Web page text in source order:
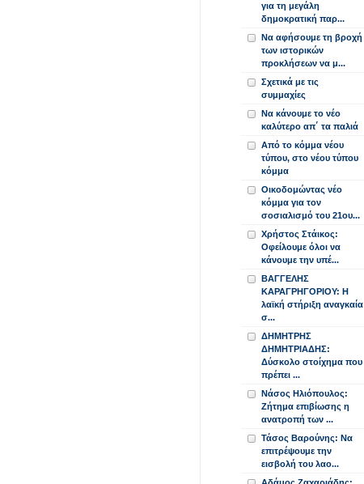
για τη μεγάλη
δημοκρατική παρ...
Να αφήσουμε τη βροχή
των ιστορικών
προκλήσεων να μ...
Σχετικά με τις
συμμαχίες
Να κάνουμε το νέο
καλύτερο απ΄ τα παλιά
Από το κόμμα νέου
τύπου, στο νέου τύπου
κόμμα
Οικοδομώντας νέο
κόμμα για τον
σοσιαλισμό του 21ου...
Χρήστος Στάικος:
Οφείλουμε όλοι να
κάνουμε την υπέ...
ΒΑΓΓΕΛΗΣ
ΚΑΡΑΓΡΗΓΟΡΙΟΥ: Η
λαϊκή στήριξη αναγκαία
σ...
ΔΗΜΗΤΡΗΣ
ΔΗΜΗΤΡΙΑΔΗΣ:
Δύσκολο στοίχημα που
πρέπει ...
Νάσος Ηλιόπουλος:
Ζήτημα επιβίωσης η
ανατροπή των ...
Τάσος Βαρούνης: Να
επιτρέψουμε την
εισβολή του λαο...